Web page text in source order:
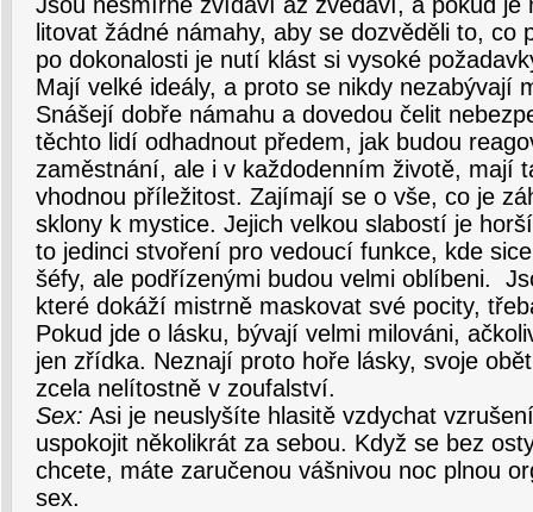
litovat žádné námahy, aby se dozvěděli to, co
po dokonalosti je nutí klást si vysoké
Mají velké ideály, a proto se nikdy nezabývají
Snášejí dobře námahu a dovedou čelit
těchto lidí odhadnout předem, jak budou
zaměstnání, ale i v každodenním životě, mají
vhodnou příležitost. Zajímají se o vše, co je
sklony k mystice. Jejich velkou slabostí je
to jedinci stvoření pro vedoucí funkce, kde
šéfy, ale podřízenými budou velmi oblíbeni.
které dokáží mistrně maskovat své pocity,
Pokud jde o lásku, bývají velmi milováni,
jen zřídka. Neznají proto hoře lásky, svoje
zcela nelítostně v zoufalství.
Sex: Asi je neuslyšíte hlasitě vzdychat
uspokojit několikrát za sebou. Když se bez
chcete, máte zaručenou vášnivou noc plnou
sex.